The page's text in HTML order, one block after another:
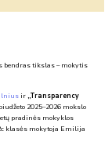
bendras tikslas – mokytis
ir„Transparency
2025–2026 mokslo
pradinės mokyklos
klasės mokytoja Emilija